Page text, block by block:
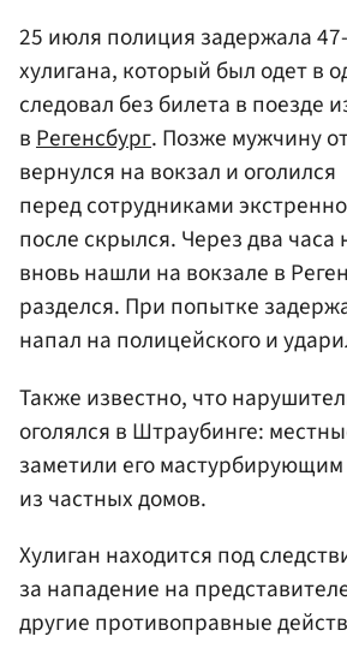
25 июля полиция задержала
хулигана, который был одет в
следовал без билета в поезде
вРегенсбург. Позже мужчину
вернулся на вокзал и оголился
перед сотрудниками
после скрылся. Через два
вновь нашли на вокзале в
разделся. При попытке
напал на полицейского и
Также известно, что
оголялся в Штраубинге:
заметили его мастурбирующим
из частных домов.
Хулиган находится под
за нападение на
другие противоправные